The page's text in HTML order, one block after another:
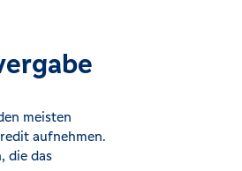
meisten
aufnehmen.
die das